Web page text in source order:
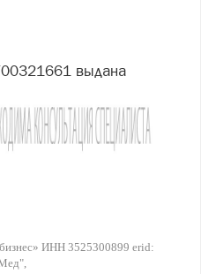
выдана
ИНН 3525300899 erid: